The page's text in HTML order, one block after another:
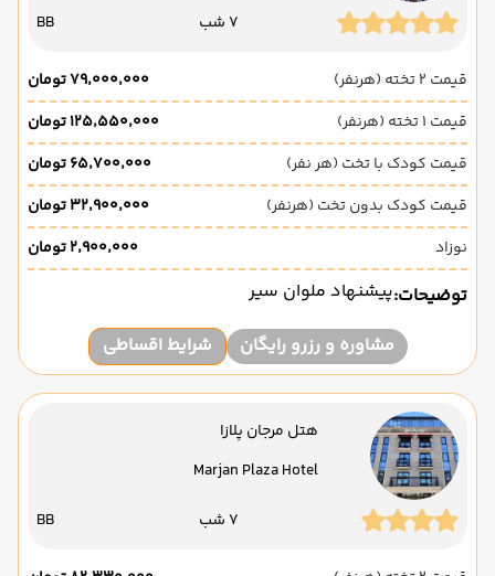
7 شب BB
قیمت 2 تخته (هرنفر)
۷۹٬۰۰۰٬۰۰۰ تومان
قیمت 1 تخته (هرنفر)
۱۲۵٬۵۵۰٬۰۰۰ تومان
قیمت کودک با تخت (هر نفر)
۶۵٬۷۰۰٬۰۰۰ تومان
قیمت کودک بدون تخت (هرنفر)
۳۲٬۹۰۰٬۰۰۰ تومان
نوزاد
۲٬۹۰۰٬۰۰۰ تومان
توضیحات:پیشنهاد ملوان سیر
مشاوره و رزرو رایگان
شرایط اقساطی
هتل مرجان پلازا
Marjan Plaza Hotel
7 شب BB